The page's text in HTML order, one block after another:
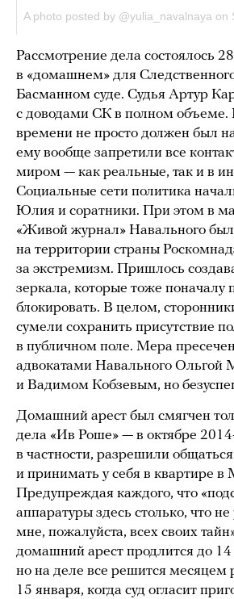
Рассмотрение дела состоялось
в «домашнем» для
Басманном суде. Судья Артур
с доводами СК в полном объеме.
времени не просто должен был
ему вообще запретили все
миром — как реальные, так и в
Социальные сети политика
Юлия и соратники. При этом в
«Живой журнал» Навального был
на территории страны
за экстремизм. Пришлось
зеркала, которые тоже поначалу
блокировать. В целом,
сумели сохранить присутствие
в публичном поле. Мера
адвокатами Навального Ольгой
и Вадимом Кобзевым, но
Домашний арест был смягчен
дела «Ив Роше» — в октябре
в частности, разрешили
и принимать у себя в квартире в
Предупреждая каждого, что
аппаратуры здесь столько, что
мне, пожалуйста, всех своих
домашний арест продлится до
но на деле все решится
15 января, когда суд огласит